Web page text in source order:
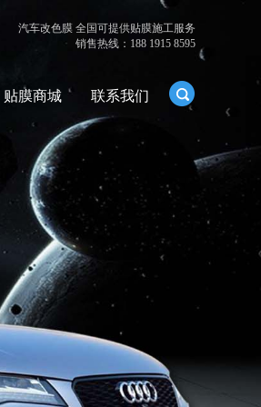
汽车改色膜 全国可提供贴膜施工服务
销售热线：188 1915 8595
贴膜商城 联系我们